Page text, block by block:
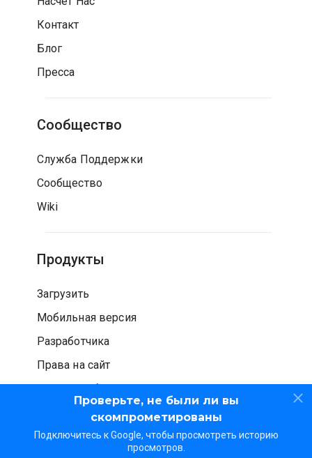
Проверьте, не были ли вы
скомпрометированы
Подключитесь к Google, чтобы просмотреть историю
просмотров.
Контакт
Блог
Пресса
Сообщество
Служба Поддержки
Сообщество
Wiki
Продукты
Загрузить
Мобильная версия
Разработчика
Права на сайт
Проверка безопасности